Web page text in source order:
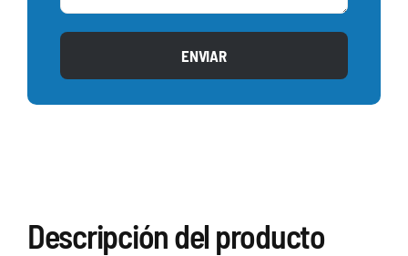
ENVIAR
Descripción del producto